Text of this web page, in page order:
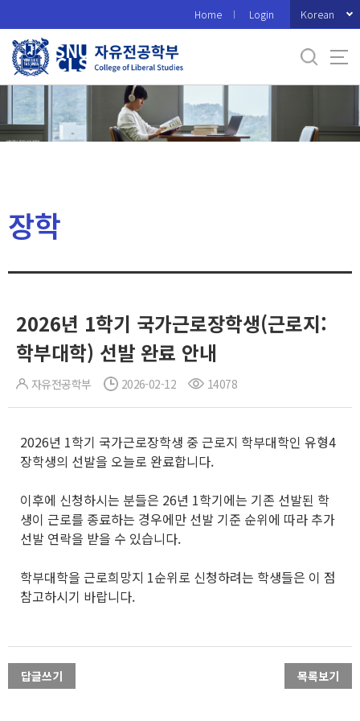
로
메
Home Login Korean
장학
2026년 1학기 국가근로장학생(근로지:
학부대학) 선발 완료 안내
자유전공학부 2026-02-12 14078
2026년 1학기 국가근로장학생 중 근로지 학부대학인 유형4
장학생의 선발을 오늘로 완료합니다.
이후에 신청하시는 분들은 26년 1학기에는 기존 선발된 학
생이 근로를 종료하는 경우에만 선발 기준 순위에 따라 추가
선발 연락을 받을 수 있습니다.
학부대학을 근로희망지 1순위로 신청하려는 학생들은 이 점
참고하시기 바랍니다.
답글쓰기 목록보기